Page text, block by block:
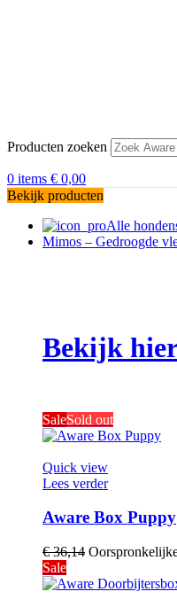
Producten zoeken
0 items € 0,00
Bekijk producten
Alle
Mimos – Gedroogde
Bekijk hier
SaleSold out
Quick view
Lees verder
Aware Box Puppy
€36,14
Sale